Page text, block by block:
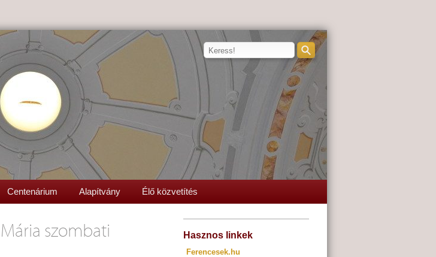
Centenárium Alapítvány Élő közvetítés
szombati
Hasznos linkek
Ferencesek.hu